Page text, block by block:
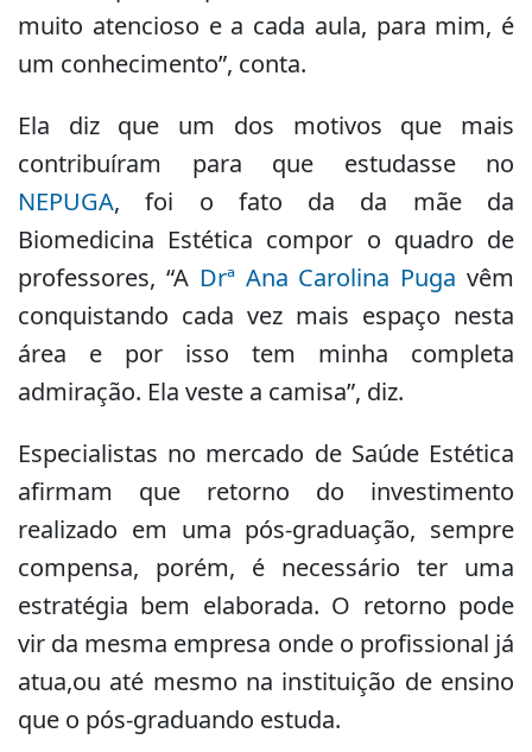
muito atencioso e a cada aula, para mim, é
um conhecimento”, conta.
Ela diz que um dos motivos que mais
contribuíram para que estudasse no
NEPUGA, foi o fato da da mãe da
Biomedicina Estética compor o quadro de
professores, “A Drª Ana Carolina Puga vêm
conquistando cada vez mais espaço nesta
área e por isso tem minha completa
admiração. Ela veste a camisa”, diz.
Especialistas no mercado de Saúde Estética
afirmam que retorno do investimento
realizado em uma pós-graduação, sempre
compensa, porém, é necessário ter uma
estratégia bem elaborada. O retorno pode
vir da mesma empresa onde o profissional já
atua,ou até mesmo na instituição de ensino
que o pós-graduando estuda.